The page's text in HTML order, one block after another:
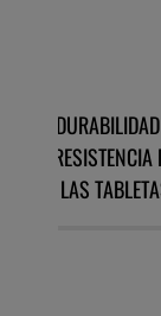
RESISTENCIA
LAS